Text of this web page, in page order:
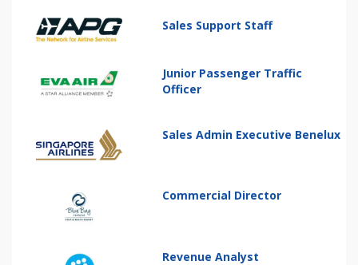
Sales Support Staff
Junior Passenger Traffic
Officer
Sales Admin Executive Benelux
Commercial Director
Revenue Analyst